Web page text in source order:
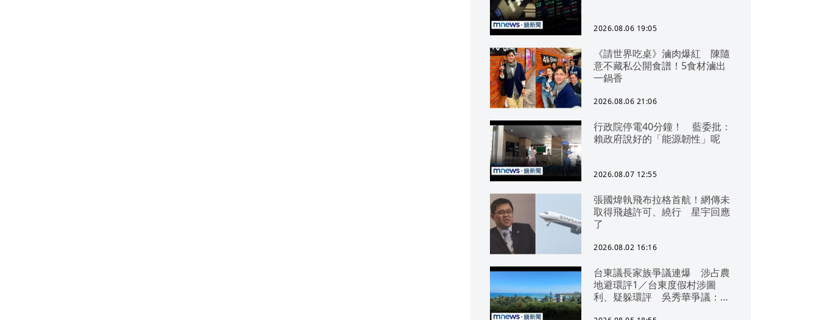
2026.08.06 19:05
《請世界吃桌》滷肉爆紅 陳隨
意不藏私公開食譜！5食材滷出
一鍋香
2026.08.06 21:06
行政院停電40分鐘！ 藍委批：
賴政府說好的「能源韌性」呢
2026.08.07 12:55
張國煒執飛布拉格首航！網傳未
取得飛越許可、繞行 星宇回應
了
2026.08.02 16:16
台東議長家族爭議連爆 涉占農
地避環評1／台東度假村涉圖
利、疑躲環評 吳秀華爭議：概